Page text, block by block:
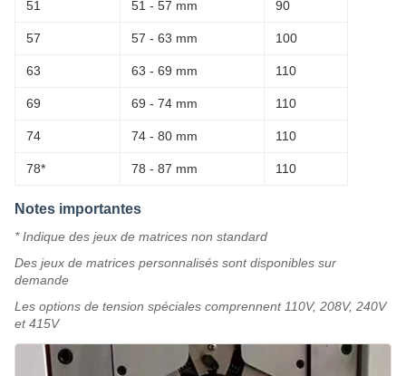
51 51 - 57 mm 90
57 57 - 63 mm 100
63 63 - 69 mm 110
69 69 - 74 mm 110
74 74 - 80 mm 110
78* 78 - 87 mm 110
Notes importantes
* Indique des jeux de matrices non standard
Des jeux de matrices personnalisés sont disponibles sur
demande
Les options de tension spéciales comprennent 110V, 208V, 240V
et 415V